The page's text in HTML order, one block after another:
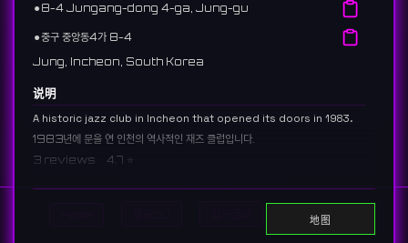
Search
⚫︎ 8-4 Jungang-dong 4-ga, Jung-gu
⚫︎중구 중앙동4가 8-4
Jung, Incheon, South Korea
说明
A historic jazz club in Incheon that opened its doors in 1983.
1983년에 문을 연 인천의 역사적인 재즈 클럽입니다.
3 reviews 4.7 ⭐️
地图